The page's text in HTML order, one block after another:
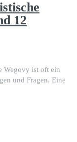
12
Wegovy ist oft ein
und Fragen. Eine